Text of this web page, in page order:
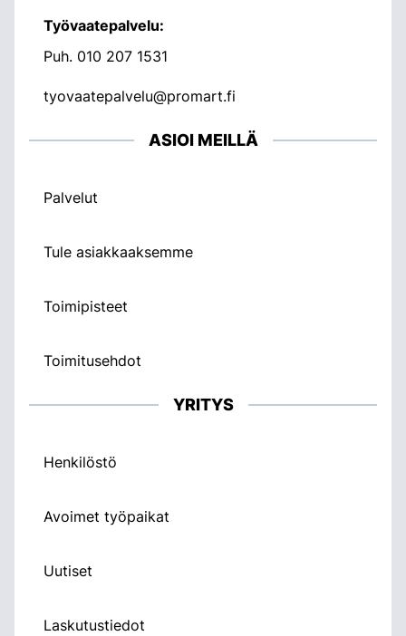
Työvaatepalvelu:
Puh. 010 207 1531
tyovaatepalvelu@promart.fi
ASIOI MEILLÄ
Palvelut
Tule asiakkaaksemme
Toimipisteet
Toimitusehdot
YRITYS
Henkilöstö
Avoimet työpaikat
Uutiset
Laskutustiedot